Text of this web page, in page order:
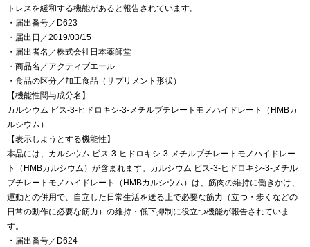
トレスを緩和する機能があると報告されています。
・届出番号／D623
・届出日／2019/03/15
・届出者名／株式会社日本薬師堂
・商品名／アクティブエール
・食品の区分／加工食品（サプリメント形状）
【機能性関与成分名】
カルシウム ビス-3-ヒドロキシ-3-メチルブチレートモノハイドレート（HMBカ
ルシウム）
【表示しようとする機能性】
本品には、カルシウム ビス-3-ヒドロキシ-3-メチルブチレートモノハイドレー
ト（HMBカルシウム）が含まれます。カルシウム ビス-3-ヒドロキシ-3-メチル
ブチレートモノハイドレート（HMBカルシウム）は、筋肉の維持に働きかけ、
運動との併用で、自立した日常生活を送る上で必要な筋力（立つ・歩くなどの
日常の動作に必要な筋力）の維持・低下抑制に役立つ機能が報告されていま
す。
・届出番号／D624